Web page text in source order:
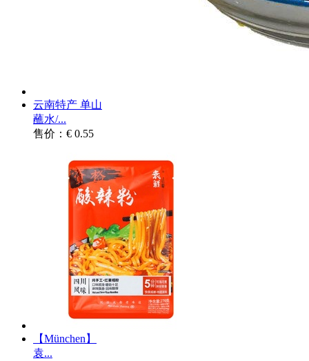
云南特产 单山
蘸水/...
售价：€ 0.55
【München】
袁...